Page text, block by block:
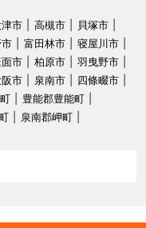
市 高槻市
貝塚市
富田林市
寝屋川市
市 柏原市
羽曳野市
市 泉南市
四條畷市
豊能郡豊能町
泉南郡岬町